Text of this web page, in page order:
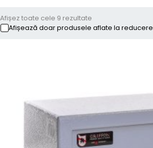
Afișez toate cele 9 rezultate
Afișează doar produsele aflate la reducere